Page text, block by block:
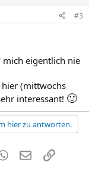
#3
eigentlich nie
(mittwochs
interessant! 🙂
hier zu antworten.
WhatsApp
E-MailLink